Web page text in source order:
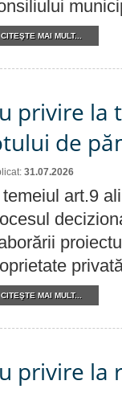
CITEŞTE MAI MULT...
privire la
de
31.07.2026
art.9
CITEŞTE MAI MULT...
privire la